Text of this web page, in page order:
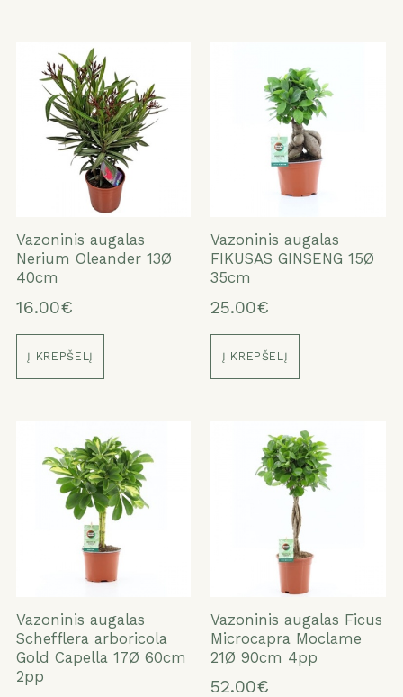
Vazoninis augalas
Nerium Oleander 13Ø
40cm
16.00€
Į KREPŠELĮ
Vazoninis augalas
FIKUSAS GINSENG 15Ø
35cm
25.00€
Į KREPŠELĮ
Vazoninis augalas
Schefflera arboricola
Gold Capella 17Ø 60cm
2pp
Vazoninis augalas Ficus
Microcapra Moclame
21Ø 90cm 4pp
52.00€